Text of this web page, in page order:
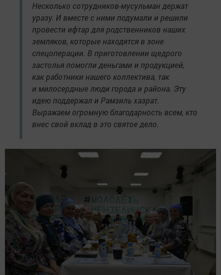
Несколько сотрудников-мусульман держат
уразу. И вместе с ними подумали и решили
провести ифтар для родственников наших
земляков, которые находятся в зоне
спецоперации. В приготовлении щедрого
застолья помогли деньгами и продукцией,
как работники нашего коллектива, так
и милосердные люди города и района. Эту
идею поддержал и Рамзиль хазрат.
Выражаем огромную благодарность всем, кто
внес свой вклад в это святое дело.